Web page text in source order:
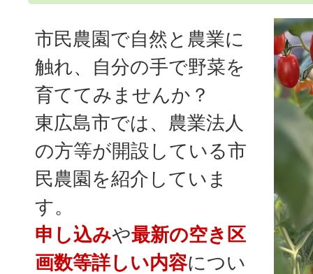
市民農園で自然と農業に
触れ、自分の手で野菜を
育ててみませんか？
東広島市では、農業法人
の方等が開設している市
民農園を紹介していま
す。
申し込みや最新の空き区
画数等詳しい内容につい